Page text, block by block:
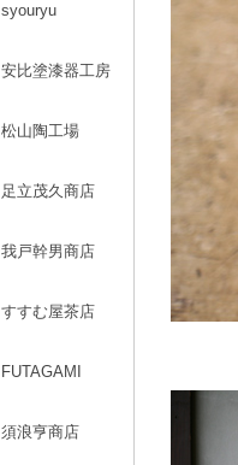
syouryu
安比塗漆器工房
松山陶工場
足立茂久商店
我戸幹男商店
すすむ屋茶店
FUTAGAMI
須浪亨商店